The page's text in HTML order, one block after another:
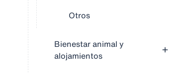
Otros
Bienestar animal y
alojamientos